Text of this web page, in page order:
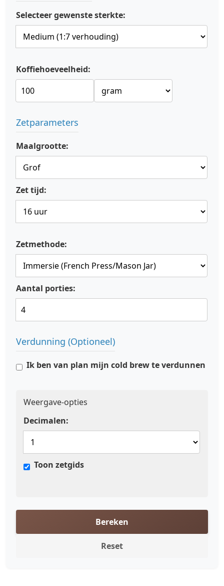
Selecteer gewenste sterkte:
Koffiehoeveelheid:
Zetparameters
Maalgrootte:
Zet tijd:
Zetmethode:
Aantal porties:
Verdunning (Optioneel)
Ik ben van plan mijn cold brew te verdunnen
Weergave-opties
Decimalen:
Toon zetgids
Bereken
Reset